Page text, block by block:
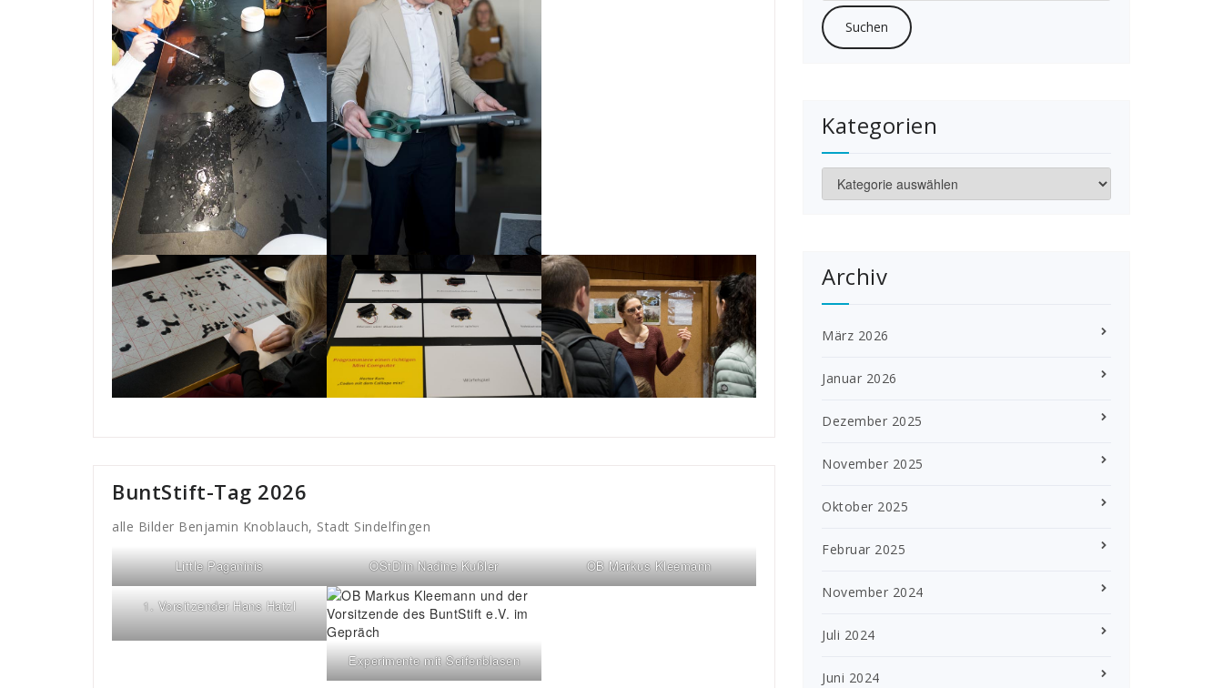
BuntStift-Tag 2026
alle Bilder Benjamin Knoblauch, Stadt Sindelfingen
Little Paganinis OStD’in Nadine Kußler OB Markus Kleemann
1. Vorsitzender Hans Hatzl
Experimente mit Seifenblasen
Kategorien
Kategorien
Archiv
März 2026
Januar 2026
Dezember 2025
November 2025
Oktober 2025
Februar 2025
November 2024
Juli 2024
Juni 2024